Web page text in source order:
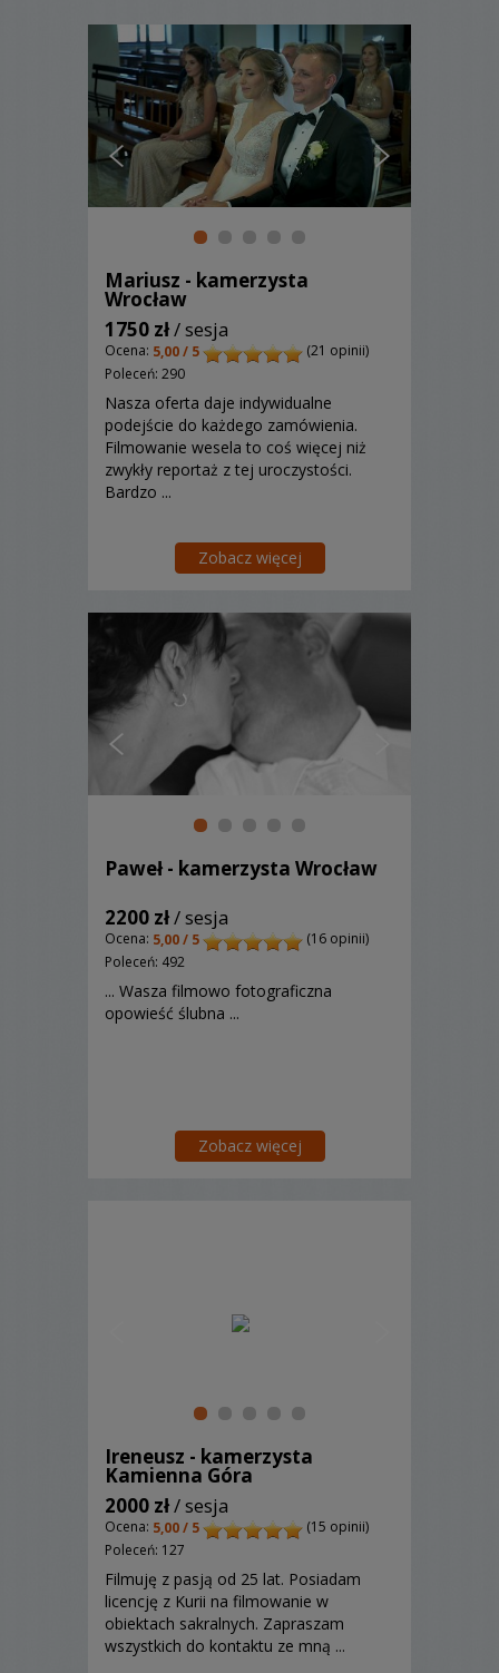
Mariusz - kamerzysta
Wrocław
1750 zł/ sesja
Ocena: 5,00 / 5
(21 opinii)
Poleceń: 290
Nasza oferta daje indywidualne
podejście do każdego zamówienia.
Filmowanie wesela to coś więcej niż
zwykły reportaż z tej uroczystości.
Bardzo ...
Zobacz więcej
Paweł - kamerzysta Wrocław
2200 zł/ sesja
Ocena: 5,00 / 5
(16 opinii)
Poleceń: 492
... Wasza filmowo fotograficzna
opowieść ślubna ...
Zobacz więcej
Ireneusz - kamerzysta
Kamienna Góra
2000 zł/ sesja
Ocena: 5,00 / 5
(15 opinii)
Poleceń: 127
Filmuję z pasją od 25 lat. Posiadam
licencję z Kurii na filmowanie w
obiektach sakralnych. Zapraszam
wszystkich do kontaktu ze mną ...